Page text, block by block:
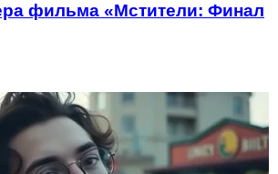
фильма «Мстители: Финал